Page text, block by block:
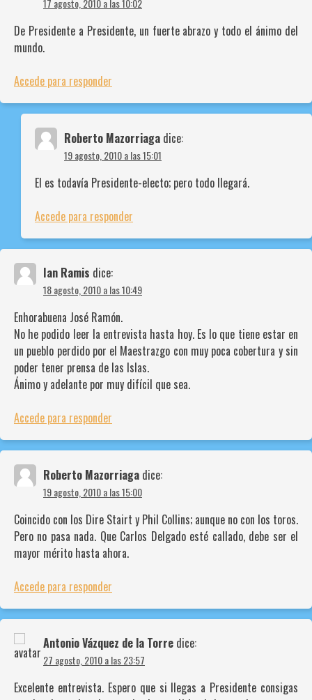
17 agosto, 2010 a las 10:02
De Presidente a Presidente, un fuerte abrazo y todo el ánimo del
mundo.
Accede para responder
Roberto Mazorriaga dice:
19 agosto, 2010 a las 15:01
El es todavía Presidente-electo; pero todo llegará.
Accede para responder
Ian Ramis dice:
18 agosto, 2010 a las 10:49
Enhorabuena José Ramón.
No he podido leer la entrevista hasta hoy. Es lo que tiene estar en
un pueblo perdido por el Maestrazgo con muy poca cobertura y sin
poder tener prensa de las Islas.
Ánimo y adelante por muy difícil que sea.
Accede para responder
Roberto Mazorriaga dice:
19 agosto, 2010 a las 15:00
Coincido con los Dire Stairt y Phil Collins; aunque no con los toros.
Pero no pasa nada. Que Carlos Delgado esté callado, debe ser el
mayor mérito hasta ahora.
Accede para responder
Antonio Vázquez de la Torre dice:
27 agosto, 2010 a las 23:57
Excelente entrevista. Espero que si llegas a Presidente consigas